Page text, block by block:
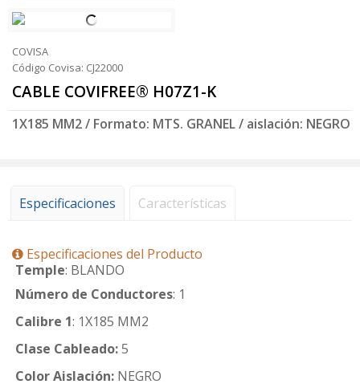
COVISA
Código Covisa: CJ22000
CABLE COVIFREE® H07Z1-K
1X185 MM2 / Formato: MTS. GRANEL / aislación: NEGRO
Especificaciones Características
Especificaciones del Producto
Temple: BLANDO
Número de Conductores: 1
Calibre 1: 1X185 MM2
Clase Cableado:5
Color Aislación: NEGRO